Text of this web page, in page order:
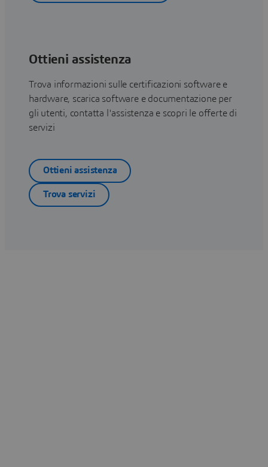
Ottieni assistenza
Trova informazioni sulle certificazioni software e
hardware, scarica software e documentazione per
gli utenti, contatta l'assistenza e scopri le offerte di
servizi
Ottieni assistenza
Trova servizi